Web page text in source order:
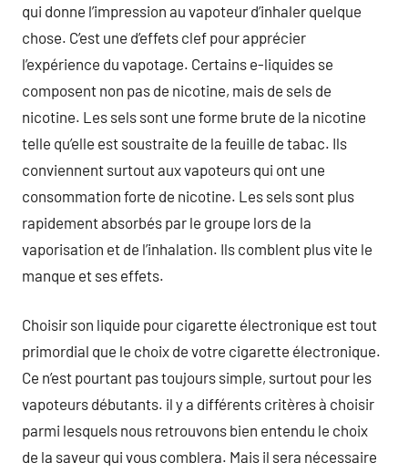
qui donne l’impression au vapoteur d’inhaler quelque
chose. C’est une d’effets clef pour apprécier
l’expérience du vapotage. Certains e-liquides se
composent non pas de nicotine, mais de sels de
nicotine. Les sels sont une forme brute de la nicotine
telle qu’elle est soustraite de la feuille de tabac. Ils
conviennent surtout aux vapoteurs qui ont une
consommation forte de nicotine. Les sels sont plus
rapidement absorbés par le groupe lors de la
vaporisation et de l’inhalation. Ils comblent plus vite le
manque et ses effets.
Choisir son liquide pour cigarette électronique est tout
primordial que le choix de votre cigarette électronique.
Ce n’est pourtant pas toujours simple, surtout pour les
vapoteurs débutants. il y a différents critères à choisir
parmi lesquels nous retrouvons bien entendu le choix
de la saveur qui vous comblera. Mais il sera nécessaire